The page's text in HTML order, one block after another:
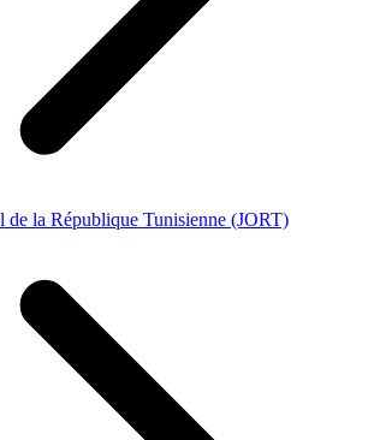
de la République Tunisienne (JORT)